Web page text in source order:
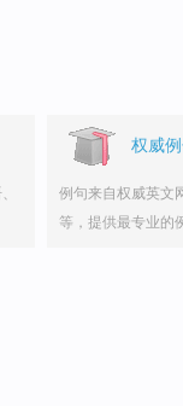
权威
例句来自权威英文
等，提供最专业的